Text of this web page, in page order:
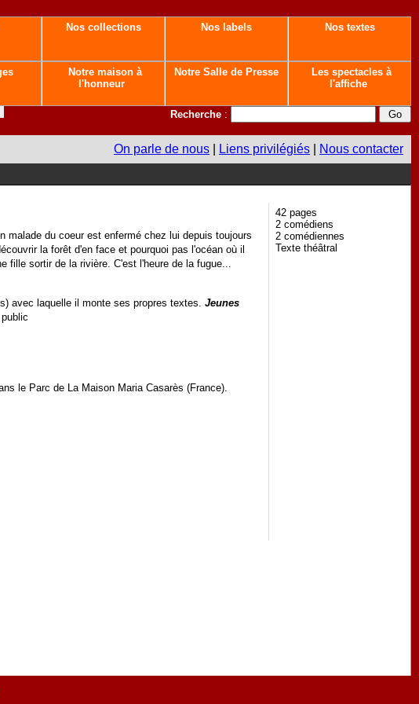
Nos collections Nos labels Nos textes
Notre maison à
l'honneur
Notre Salle de Presse
Les spectacles à
l'affiche
Recherche :
On parle de nous Liens privilégiés Nous contacter
malade du coeur est enfermé chez lui depuis toujours
la forêt d'en face et pourquoi pas l'océan où il
fille sortir de la rivière. C'est l'heure de la fugue...
avec laquelle il monte ses propres textes. Jeunes
le Parc de La Maison Maria Casarès (France).
42 pages
2 comédiens
2 comédiennes
Texte théâtral